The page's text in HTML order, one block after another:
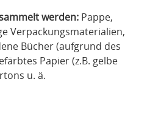
werden: Pappe,
Verpackungsmaterialien,
Bücher (aufgrund des
Papier (z.B. gelbe
u. ä.